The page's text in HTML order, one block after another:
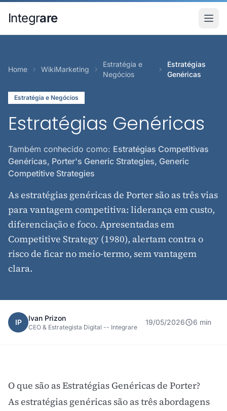
Integrare
Home WikiMarketing
Estratégia e
Negócios
Estratégias
Genéricas
Estratégia e Negócios
Estratégias Genéricas
Também conhecido como: Estratégias Competitivas
Genéricas, Porter's Generic Strategies, Generic
Competitive Strategies
As estratégias genéricas de Porter são as três vias
para vantagem competitiva: liderança em custo,
diferenciação e foco. Apresentadas em
Competitive Strategy (1980), alertam contra o
risco de ficar no meio-termo, sem vantagem
clara.
IP Ivan Prizon
CEO & Estrategista Digital -- Integrare
19/05/2026 6 min
O que são as Estratégias Genéricas de Porter?
As estratégias genéricas são as três abordagens